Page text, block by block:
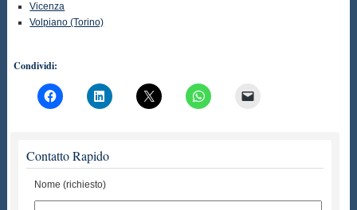
Vicenza
Volpiano (Torino)
Condividi:
Contatto Rapido
Nome (richiesto)